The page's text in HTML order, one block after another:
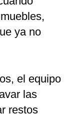
ya no
el equipo
las
restos